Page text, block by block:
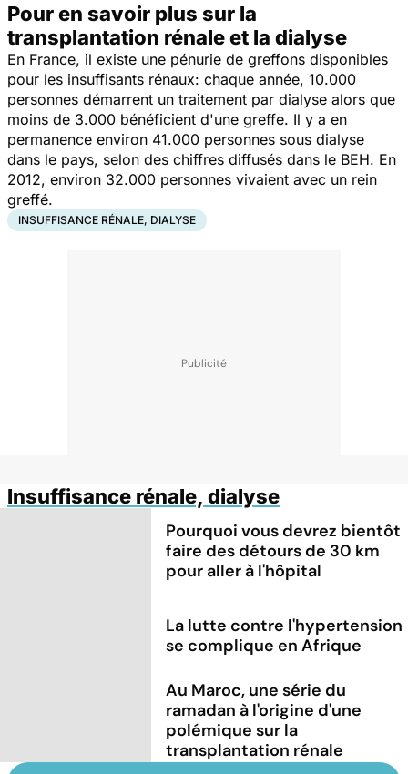
Pour en savoir plus sur la
transplantation rénale et la dialyse
En France, il existe une pénurie de greffons disponibles
pour les insuffisants rénaux: chaque année, 10.000
personnes démarrent un traitement par dialyse alors que
moins de 3.000 bénéficient d'une greffe. Il y a en
permanence environ 41.000 personnes sous dialyse
dans le pays, selon des chiffres diffusés dans le BEH. En
2012, environ 32.000 personnes vivaient avec un rein
greffé.
INSUFFISANCE RÉNALE, DIALYSE
Insuffisance rénale, dialyse
Pourquoi vous devrez bientôt
faire des détours de 30 km
pour aller à l'hôpital
La lutte contre l'hypertension
se complique en Afrique
Au Maroc, une série du
ramadan à l'origine d'une
polémique sur la
transplantation rénale